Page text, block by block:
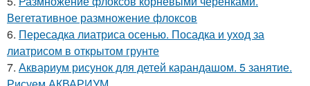
Вегетативное размножение флоксов
6. Пересадка лиатриса осенью. Посадка и уход за
лиатрисом в открытом грунте
7. Аквариум рисунок для детей карандашом. 5 занятие.